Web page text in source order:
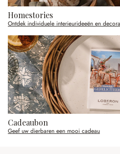
Homestories
Ontdek individuele interieurideeën en
Cadeaubon
Geef uw dierbaren een mooi cadeau